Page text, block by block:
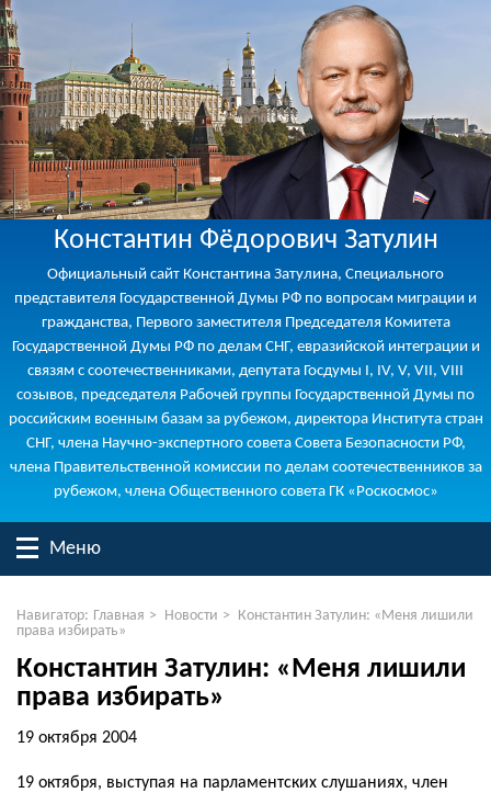
Константин Фёдорович Затулин
Официальный сайт Константина Затулина, Специального
представителя Государственной Думы РФ по вопросам миграции и
гражданства, Первого заместителя Председателя Комитета
Государственной Думы РФ по делам СНГ, евразийской интеграции и
связям с соотечественниками, депутата Госдумы I, IV, V, VII, VIII
созывов, председателя Рабочей группы Государственной Думы по
российским военным базам за рубежом, директора Института стран
СНГ, члена Научно-экспертного совета Совета Безопасности РФ,
члена Правительственной комиссии по делам соотечественников за
рубежом, члена Общественного совета ГК «Роскосмос»
Меню
Навигатор: Главная > Новости > Константин Затулин: «Меня лишили
права избирать»
Константин Затулин: «Меня лишили
права избирать»
19 октября 2004
19 октября, выступая на парламентских слушаниях, член